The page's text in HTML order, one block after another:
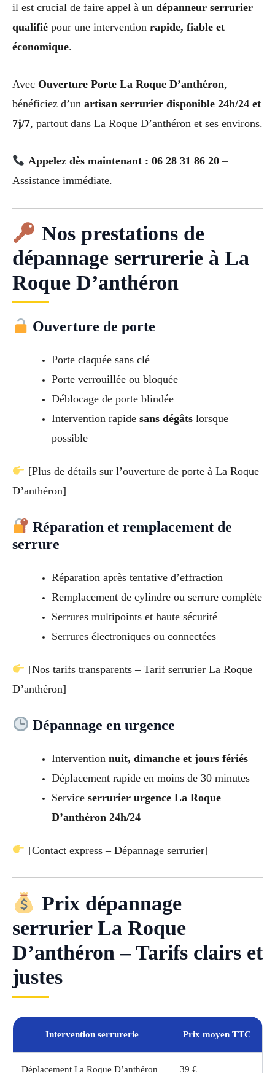
il est crucial de faire appel à un dépanneur serrurier
qualifié pour une intervention rapide, fiable et
économique.
Avec Ouverture Porte La Roque D’anthéron,
bénéficiez d’un artisan serrurier disponible 24h/24 et
7j/7, partout dans La Roque D’anthéron et ses environs.
Appelez dès maintenant : 06 28 31 86 20–
Assistance immédiate.
Nos prestations de
dépannage serrurerie à La
Roque D’anthéron
Ouverture de porte
Porte claquée sans clé
Porte verrouillée ou bloquée
Déblocage de porte blindée
Intervention rapide sans dégâtslorsque
possible
[Plus de détails sur l’ouverture de porte à La Roque
D’anthéron]
Réparation et remplacement de
serrure
Réparation après tentative d’effraction
Remplacement de cylindre ou serrure complète
Serrures multipoints et haute sécurité
Serrures électroniques ou connectées
[Nos tarifs transparents – Tarif serrurier La Roque
D’anthéron]
Dépannage en urgence
Intervention nuit, dimanche et jours fériés
Déplacement rapide en moins de 30 minutes
Service serrurier urgence La Roque
D’anthéron 24h/24
[Contact express – Dépannage serrurier]
Prix dépannage
serrurier La Roque
D’anthéron – Tarifs clairs et
justes
Intervention serrurerie Prix moyen TTC
Déplacement La Roque D’anthéron 39 €